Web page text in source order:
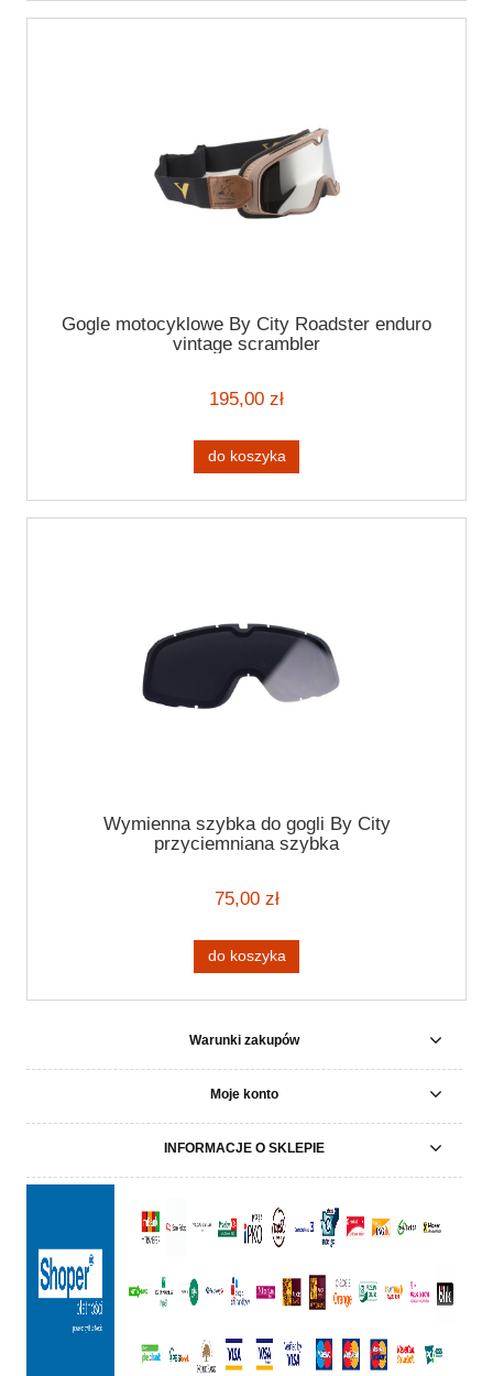
Gogle motocyklowe By City Roadster enduro
vintage scrambler
195,00 zł
do koszyka
Wymienna szybka do gogli By City
przyciemniana szybka
75,00 zł
do koszyka
Warunki zakupów
Moje konto
INFORMACJE O SKLEPIE